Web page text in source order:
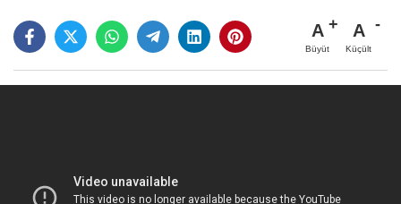
A
Büyüt
A
Küçült